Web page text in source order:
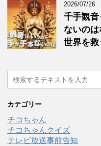
2026/07/26
千手観
ないの
世界を救
カテゴリー
チコちゃん
チコちゃんクイズ
テレビ放送事前告知